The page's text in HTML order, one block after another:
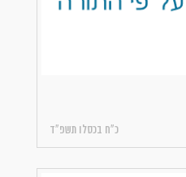
כ״ח בכסלו תשפ״ד